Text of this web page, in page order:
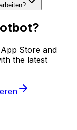
?
Store and
the latest